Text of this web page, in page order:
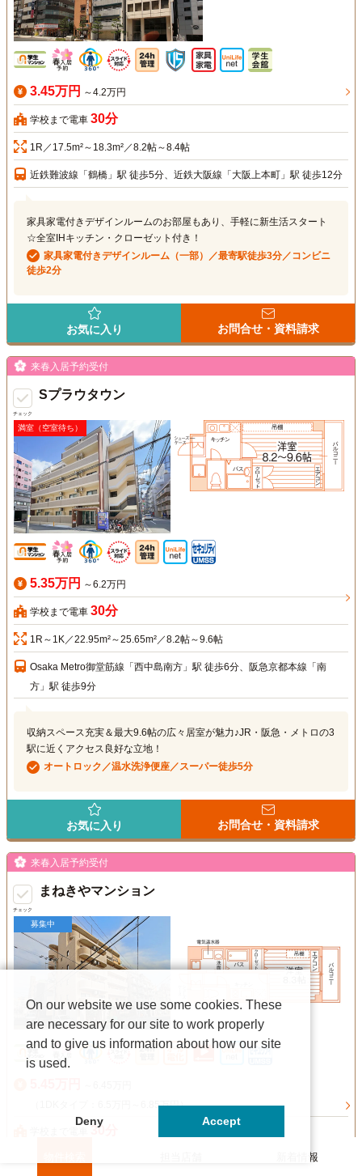
3.45万円 ～4.2万円
学校まで電車 30分
1R／17.5m²～18.3m²／8.2帖～8.4帖
近鉄難波線「鶴橋」駅 徒歩5分、近鉄大阪線「大阪上本町」駅 徒歩12分
家具家電付きデザインルームのお部屋もあり、手軽に新生活スタート
☆全室IHキッチン・クローゼット付き！
家具家電付きデザインルーム（一部）／最寄駅徒歩3分／コンビニ
徒歩2分
お気に入り お問合せ・資料請求
チェック
来春入居予約受付
Sプラウタウン
満室（空室待ち）
5.35万円 ～6.2万円
学校まで電車 30分
1R～1K／22.95m²～25.65m²／8.2帖～9.6帖
Osaka Metro御堂筋線「西中島南方」駅 徒歩6分、阪急京都本線「南
方」駅 徒歩9分
収納スペース充実＆最大9.6帖の広々居室が魅力♪JR・阪急・メトロの3
駅に近くアクセス良好な立地！
オートロック／温水洗浄便座／スーパー徒歩5分
お気に入り お問合せ・資料請求
チェック
来春入居予約受付
まねきやマンション
募集中
（1DKタイプ：6.5万円～6.85万円）
30分
新着情報
On our website we use some cookies. These
are necessary for our site to work properly
and to give us information about how our site
is used.
Deny Accept